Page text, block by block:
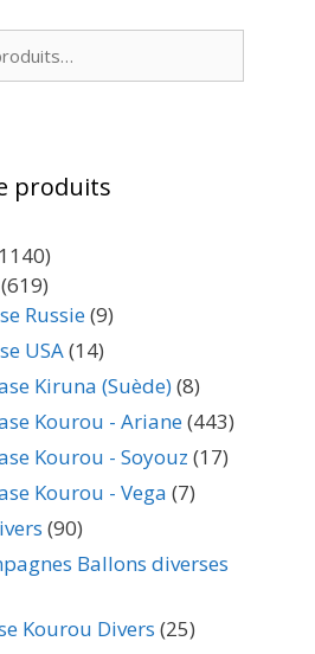
produits
(619)
Russie(9)
USA(14)
Kiruna (Suède)(8)
Kourou - Ariane(443)
Kourou - Soyouz (17)
Kourou - Vega (7)
(90)
Ballons diverses
Kourou Divers (25)